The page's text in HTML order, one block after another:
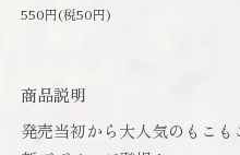
550円(税50円)
商品説明
発売当初から大人気のもこ